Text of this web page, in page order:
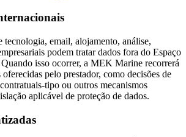
tecnologia, email, alojamento, análise,
podem tratar dados fora do Espaço
isso ocorrer, a MEK Marine recorrerá
oferecidas pelo prestador, como decisões de
tipo ou outros mecanismos
aplicável de proteção de dados.